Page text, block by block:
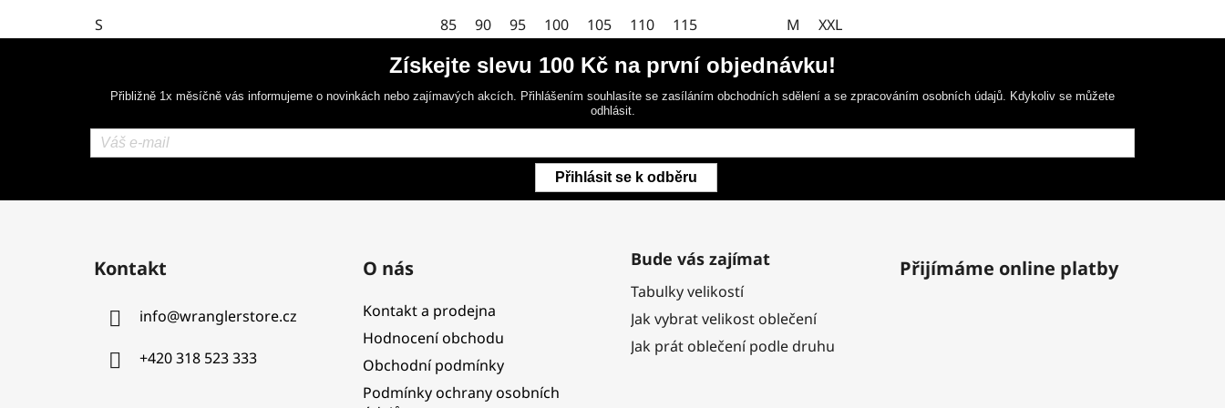
S
hvězdiček.
85 90 95 100 105 110 115 M XXL
Získejte slevu 100 Kč na první objednávku!
Přibližně 1x měsíčně vás informujeme o novinkách nebo zajímavých akcích. Přihlášením souhlasíte se zasíláním obchodních sdělení a se zpracováním osobních údajů. Kdykoliv se můžete
odhlásit.
Přihlásit se k odběru
Kontakt
info@wranglerstore.cz
+420 318 523 333
O nás
Kontakt a prodejna
Hodnocení obchodu
Obchodní podmínky
Podmínky ochrany osobních
Bude vás zajímat
Tabulky velikostí
Jak vybrat velikost oblečení
Jak prát oblečení podle druhu
Přijímáme online platby